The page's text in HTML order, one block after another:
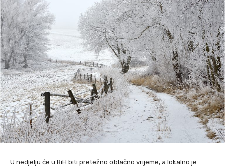
U nedjelju će u BiH biti pretežno oblačno vrijeme, a lokalno je